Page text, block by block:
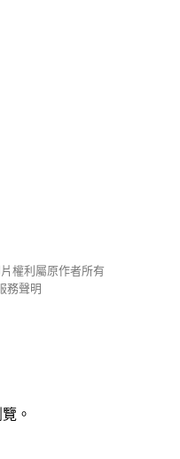
權利屬原作者所有
務聲明
。